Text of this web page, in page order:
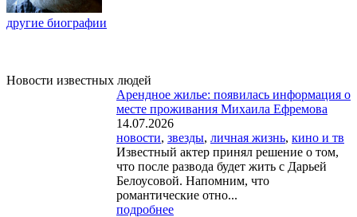
другие биографии
Новости известных людей
Арендное жилье: появилась информация о
месте проживания Михаила Ефремова
14.07.2026
новости, звезды, личная жизнь, кино и тв
Известный актер принял решение о том,
что после развода будет жить с Дарьей
Белоусовой. Напомним, что
романтические отно...
подробнее